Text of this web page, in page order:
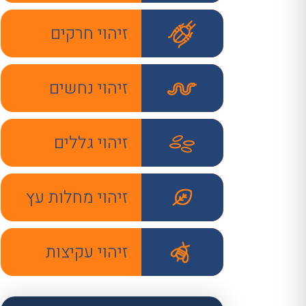
זיהוי חרקים
זיהוי נחשים
זיהוי גללים
זיהוי מחלות עץ
זיהוי עקיצות